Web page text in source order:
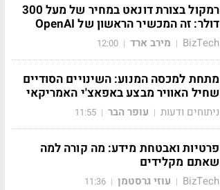
רמקול בצורת דונאט במחיר של מעל 300
דולר: זה המכשיר הראשון של OpenAI
BizTech
| מירב ארד |
12:00
מתחת למכסה המנוע: השינויים הסודיים
שחיל האוויר מבצע באפאצ'י האמריקאי
ניתוחים ודעות | עופר הבר |
11:55
פרטיות ואבטחת מידע: מה קורה למה
שאתם מקלידים
BizTech
| עוזי גרסטמן |
11:36